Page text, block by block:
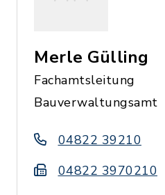
Merle Gülling
Fachamtsleitung
Bauverwaltungsamt
04822 39210
04822 3970210